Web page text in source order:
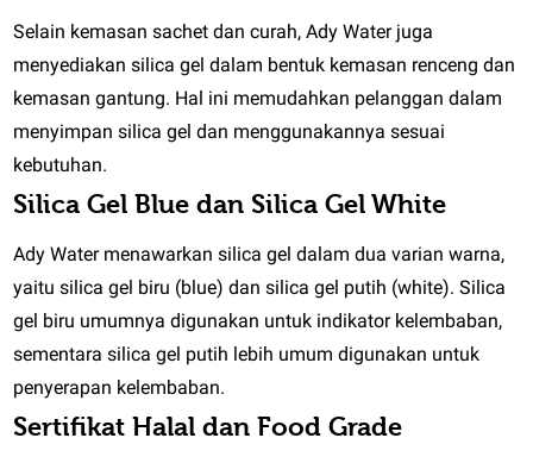
Selain kemasan sachet dan curah, Ady Water juga
menyediakan silica gel dalam bentuk kemasan renceng dan
kemasan gantung. Hal ini memudahkan pelanggan dalam
menyimpan silica gel dan menggunakannya sesuai
kebutuhan.
Silica Gel Blue dan Silica Gel White
Ady Water menawarkan silica gel dalam dua varian warna,
yaitu silica gel biru (blue) dan silica gel putih (white). Silica
gel biru umumnya digunakan untuk indikator kelembaban,
sementara silica gel putih lebih umum digunakan untuk
penyerapan kelembaban.
Sertifikat Halal dan Food Grade